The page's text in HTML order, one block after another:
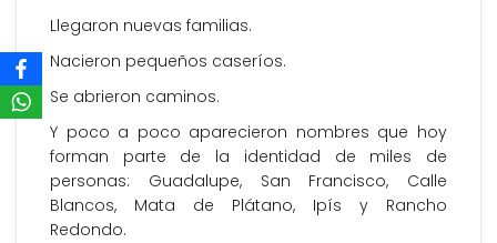
Llegaron nuevas familias.
Nacieron pequeños caseríos.
Se abrieron caminos.
Y poco a poco aparecieron nombres que hoy
forman parte de la identidad de miles de
personas: Guadalupe, San Francisco, Calle
Blancos, Mata de Plátano, Ipís y Rancho
Redondo.